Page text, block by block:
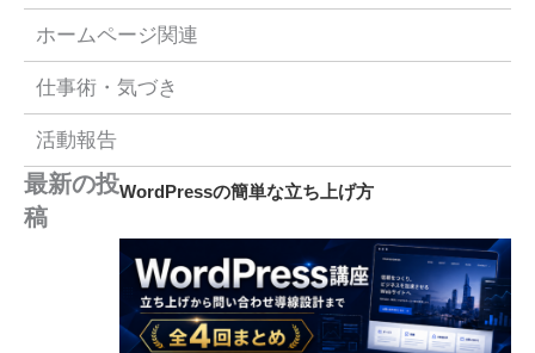
ホームページ関連
仕事術・気づき
活動報告
最新の投
稿
WordPressの簡単な立ち上げ方